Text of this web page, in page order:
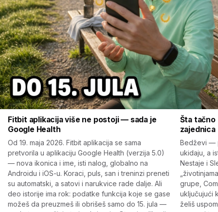
Fitbit aplikacija više ne postoji — sada je
Google Health
Od 19. maja 2026. Fitbit aplikacija se sama
pretvorila u aplikaciju Google Health (verzija 5.0)
— nova ikonica i ime, isti nalog, globalno na
Androidu i iOS-u. Koraci, puls, san i treninzi preneti
su automatski, a satovi i narukvice rade dalje. Ali
deo istorije ima rok: podatke funkcija koje se gase
možeš da preuzmeš ili obrišeš samo do 15. jula —
Šta tačno
zajednica
Bedževi —
ukidaju, a
Nestaje i
grupe,
uključujući
želiš